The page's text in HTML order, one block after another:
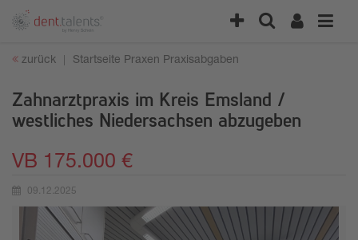
zurück Startseite Praxen Praxisabgaben
Zahnarztpraxis im Kreis Emsland /
westliches Niedersachsen abzugeben
VB 175.000 €
Erstellungsdatum:
09.12.2025